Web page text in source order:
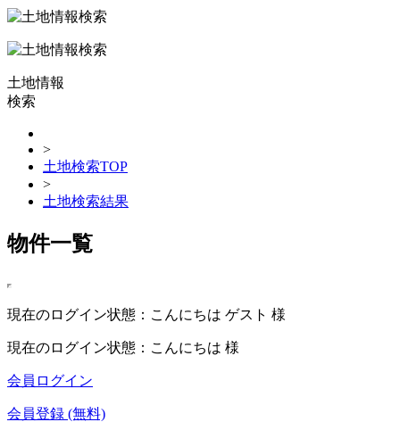
土地情報
検索
>
土地検索TOP
>
土地検索結果
物件一覧
現在のログイン状態：こんにちは ゲスト 様
現在のログイン状態：こんにちは 様
会員ログイン
会員登録 (無料)